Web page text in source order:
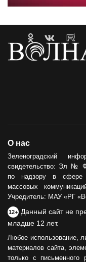
О нас
Зеленоградский
свидетельство: Эл №
по надзору в сфере
массовых
Учредитель: МАУ «РГ
12+ Данный сайт не
младше 12 лет.
Любое использование,
материалов сайта,
только с